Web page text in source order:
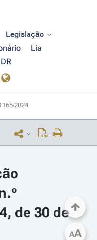
Legislação
Lia
2024
de 30 de
AA